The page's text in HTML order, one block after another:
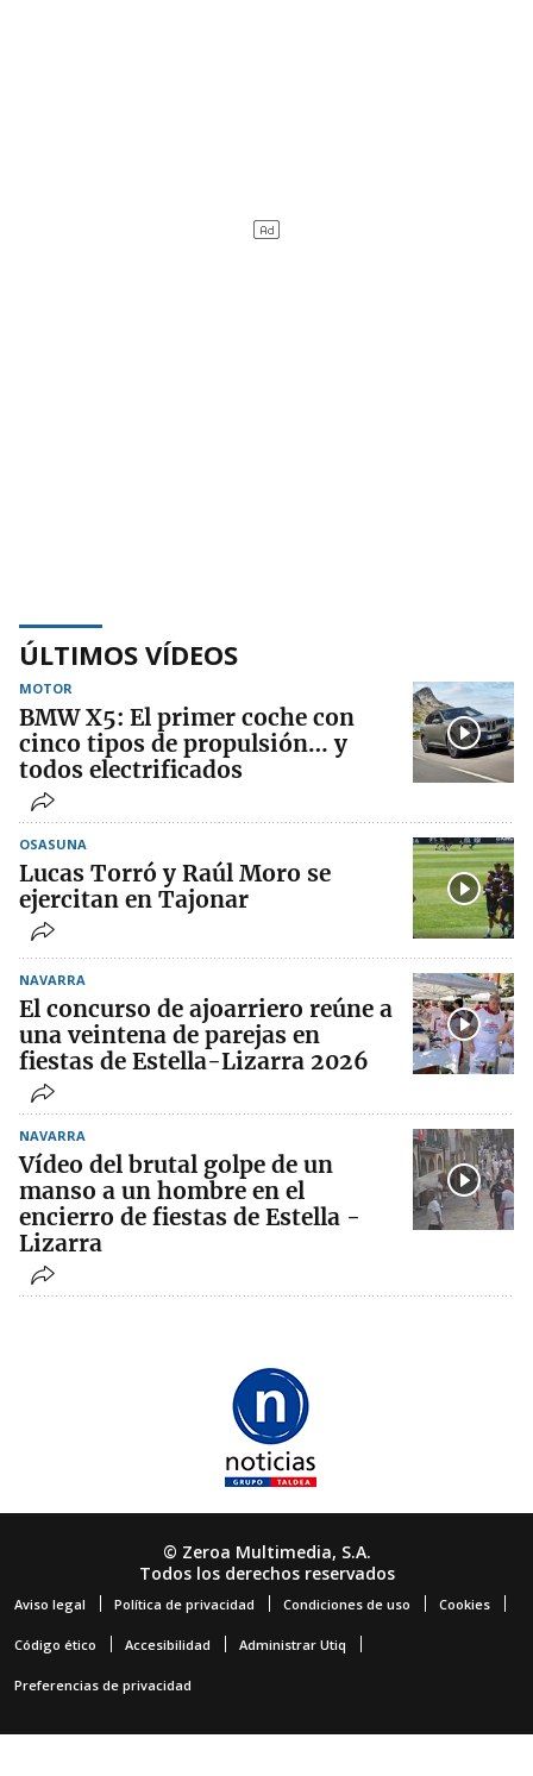
ÚLTIMOS VÍDEOS
MOTOR
BMW X5: El primer coche con
cinco tipos de propulsión… y
todos electrificados
OSASUNA
Lucas Torró y Raúl Moro se
ejercitan en Tajonar
NAVARRA
El concurso de ajoarriero reúne a
una veintena de parejas en
fiestas de Estella-Lizarra 2026
NAVARRA
Vídeo del brutal golpe de un
manso a un hombre en el
encierro de fiestas de Estella -
Lizarra
© Zeroa Multimedia, S.A.
Todos los derechos reservados
Aviso legal Política de privacidad Condiciones de uso Cookies
Código ético Accesibilidad Administrar Utiq
Preferencias de privacidad